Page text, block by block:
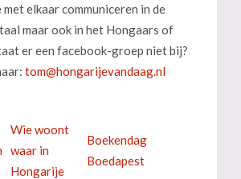
elkaar communiceren in de
maar ook in het Hongaars of
er een facebook-groep niet bij?
Wie woont
waar in
Hongarije
Boekendag
Boedapest